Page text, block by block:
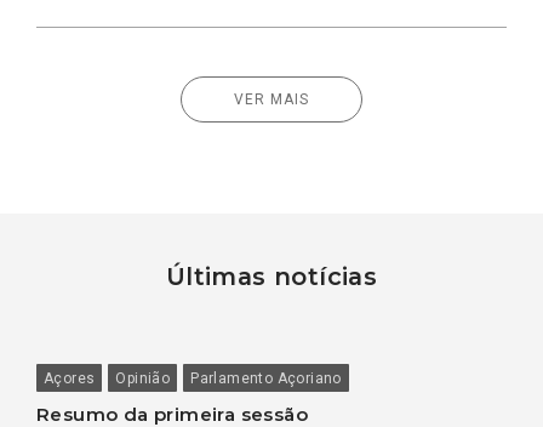
VER MAIS
Últimas notícias
Açores Opinião Parlamento Açoriano
Resumo da primeira sessão